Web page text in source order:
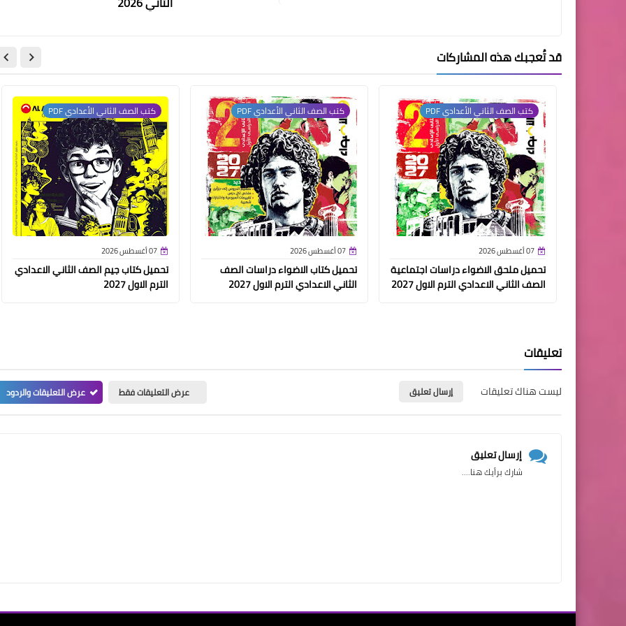
قد تُعجبك هذه المشاركات
كتب الصف الثاني الأعدادي PDF
07 أغسطس 2026
تحميل ملحق الاضواء دراسات اجتماعية
الصف الثاني الاعدادي الترم الاول 2027
كتب الصف الثاني الأعدادي PDF
07 أغسطس 2026
تحميل كتاب الاضواء دراسات الصف
الثاني الاعدادي الترم الاول 2027
كتب الصف الثاني الأعدادي PDF
07 أغسطس 2026
تحميل كتاب جيم الصف الثاني الاعدادي
الترم الاول 2027
تعليقات
ليست هناك تعليقات إرسال تعليق عرض التعليقات فقط عرض التعليقات والردود
إرسال تعليق
شارك برأيك هنا....